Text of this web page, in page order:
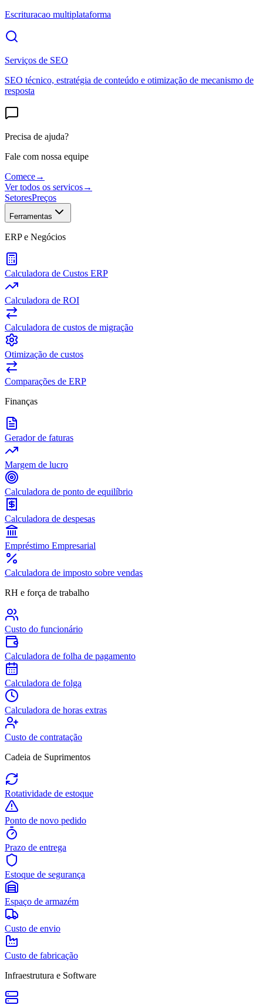
Escrituracao multiplataforma
Serviços de SEO
SEO técnico, estratégia de conteúdo e otimização de mecanismo de
resposta
Precisa de ajuda?
Fale com nossa equipe
Comece→
Ver todos os servicos→
SetoresPreços
Ferramentas
ERP e Negócios
Calculadora de Custos ERP
Calculadora de ROI
Calculadora de custos de migração
Otimização de custos
Comparações de ERP
Finanças
Gerador de faturas
Margem de lucro
Calculadora de ponto de equilíbrio
Calculadora de despesas
Empréstimo Empresarial
Calculadora de imposto sobre vendas
RH e força de trabalho
Custo do funcionário
Calculadora de folha de pagamento
Calculadora de folga
Calculadora de horas extras
Custo de contratação
Cadeia de Suprimentos
Rotatividade de estoque
Ponto de novo pedido
Prazo de entrega
Estoque de segurança
Espaço de armazém
Custo de envio
Custo de fabricação
Infraestrutura e Software